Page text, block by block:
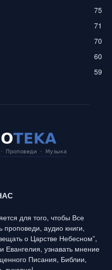
75
71
70
60
59
для того, чтобы Все
аудио книги,
о Царстве Небесном”,
Евангелия, узнавать мнение
Писания, Библии,